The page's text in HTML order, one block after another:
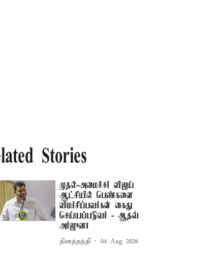
Stories
முதல்-அமைச்சர் விஜய்
ஆட்சியில் பெண்களை
விமர்சிப்பவர்கள் கைது
செய்யப்படுவர் - ஆதவ்
அர்ஜுனா
தினத்தந்தி 04 Aug 2026